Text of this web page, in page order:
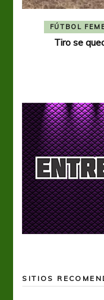
FÚTBOL
Tiro se
SITIOS